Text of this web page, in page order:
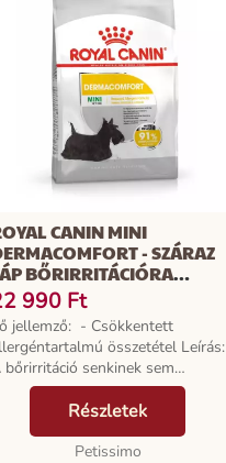
CANIN MINI
- SZÁRAZ
BŐRIRRITÁCIÓRA
KISTESTŰ
KUTYÁK RÉSZÉRE
KG
990 Ft
jellemző: - Csökkentett
összetétel Leírás:
bőrirritáció senkinek sem
kellemes, így az Ön kutyájának
sem. Tudta Ön, hogy a bőrirritáció
az első számú oka annak, hogy a
Részletek
Petissimo